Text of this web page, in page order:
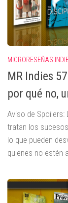
MICRORESEÑAS
MR Indies
por qué no,
Aviso de
tratan los
lo que pueden
quienes no estén